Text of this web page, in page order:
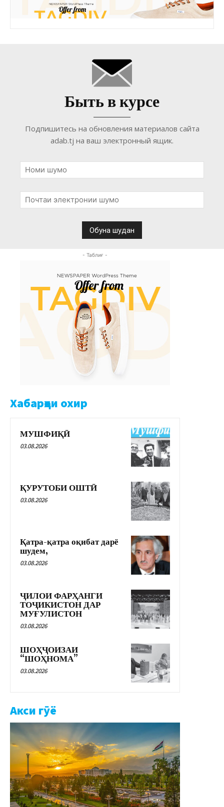
Быть в курсе
Подпишитесь на обновления материалов сайта
adab.tj на ваш электронный ящик.
- Таблиғ -
Хабарҳои охир
МУШФИҚӢ
03.08.2026
ҚУРУТОБИ ОШТӢ
03.08.2026
Қатра-қатра оқибат дарё
шудем,
03.08.2026
ҶИЛОИ ФАРҲАНГИ
ТОҶИКИСТОН ДАР
МУҒУЛИСТОН
03.08.2026
ШОҲҶОИЗАИ
“ШОҲНОМА”
03.08.2026
Акси гӯё